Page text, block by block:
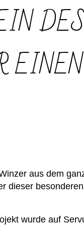
aus dem
dieser besonderen
wurde auf